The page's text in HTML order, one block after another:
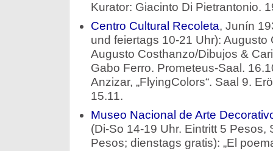
Kurator: Giacinto Di Pietrantonio.
Centro Cultural Recoleta, Junín
und feiertags 10-21 Uhr): Augusto
Augusto Costhanzo/Dibujos &
Gabo Ferro. Prometeus-Saal.
Anzizar, „FlyingColors“. Saal 9.
15.11.
Museo Nacional de Arte
(Di-So 14-19 Uhr. Eintritt 5 Pesos,
Pesos; dienstags gratis): „El